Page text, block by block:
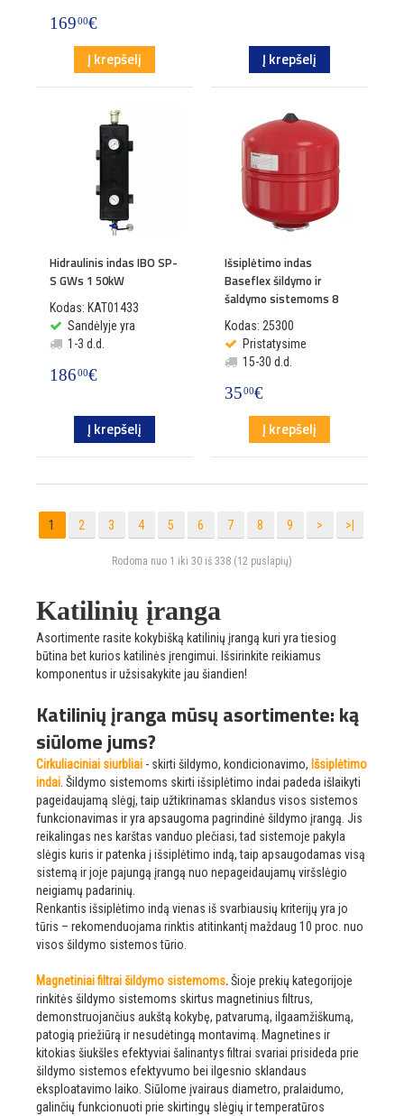
16900€
Į krepšelį Į krepšelį
Hidraulinis indas IBO SP-
S GWs 1 50kW
Kodas: KAT01433
Sandėlyje yra
1-3 d.d.
18600€
Į krepšelį
Išsiplėtimo indas
Baseflex šildymo ir
šaldymo sistemoms 8
Kodas: 25300
Pristatysime
15-30 d.d.
3500€
Į krepšelį
1 2 3 4 5 6 7 8 9 > >|
Rodoma nuo 1 iki 30 iš 338 (12 puslapių)
Katilinių įranga
Asortimente rasite kokybišką katilinių įrangą kuri yra tiesiog
būtina bet kurios katilinės įrengimui. Išsirinkite reikiamus
komponentus ir užsisakykite jau šiandien!
Katilinių įranga mūsų asortimente: ką
siūlome jums?
Cirkuliaciniai siurbliai - skirti šildymo, kondicionavimo, Išsiplėtimo
indai. Šildymo sistemoms skirti išsiplėtimo indai padeda išlaikyti
pageidaujamą slėgį, taip užtikrinamas sklandus visos sistemos
funkcionavimas ir yra apsaugoma pagrindinė šildymo įrangą. Jis
reikalingas nes karštas vanduo plečiasi, tad sistemoje pakyla
slėgis kuris ir patenka į išsiplėtimo indą, taip apsaugodamas visą
sistemą ir joje pajungą įrangą nuo nepageidaujamų viršslėgio
neigiamų padarinių.
Renkantis išsiplėtimo indą vienas iš svarbiausių kriterijų yra jo
tūris – rekomenduojama rinktis atitinkantį maždaug 10 proc. nuo
visos šildymo sistemos tūrio.
Magnetiniai filtrai šildymo sistemoms.Šioje prekių kategorijoje
rinkitės šildymo sistemoms skirtus magnetinius filtrus,
demonstruojančius aukštą kokybę, patvarumą, ilgaamžiškumą,
patogią priežiūrą ir nesudėtingą montavimą. Magnetines ir
kitokias šiukšles efektyviai šalinantys filtrai svariai prisideda prie
šildymo sistemos efektyvumo bei ilgesnio sklandaus
eksploatavimo laiko. Siūlome įvairaus diametro, pralaidumo,
galinčių funkcionuoti prie skirtingų slėgių ir temperatūros